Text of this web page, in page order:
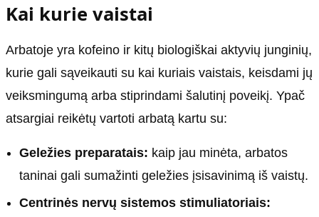
Kai kurie vaistai
Arbatoje yra kofeino ir kitų biologiškai aktyvių junginių,
kurie gali sąveikauti su kai kuriais vaistais, keisdami jų
veiksmingumą arba stiprindami šalutinį poveikį. Ypač
atsargiai reikėtų vartoti arbatą kartu su:
Geležies preparatais: kaip jau minėta, arbatos
taninai gali sumažinti geležies įsisavinimą iš vaistų.
Centrinės nervų sistemos stimuliatoriais: